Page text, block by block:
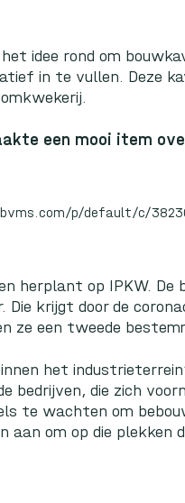
idee rond om
in te vullen. Deze
een mooi item
p/default/c/
herplant op IPKW.
krijgt door de
ze een tweede
het
bedrijven, die zich
te wachten om
aan om op die plekken